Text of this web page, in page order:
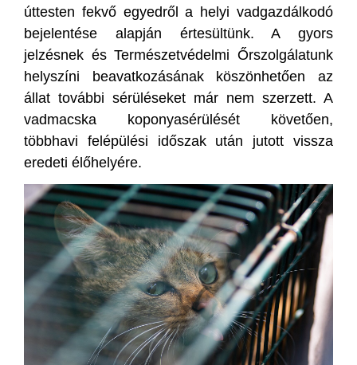
úttesten fekvő egyedről a helyi vadgazdálkodó
bejelentése alapján értesültünk. A gyors
jelzésnek és Természetvédelmi Őrszolgálatunk
helyszíni beavatkozásának köszönhetően az
állat további sérüléseket már nem szerzett. A
vadmacska koponyasérülését követően,
többhavi felépülési időszak után jutott vissza
eredeti élőhelyére.